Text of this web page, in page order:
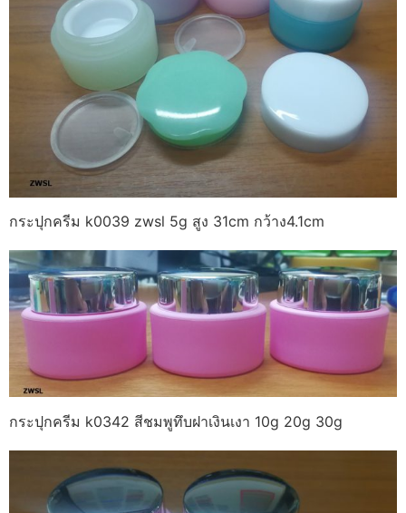
กระปุกครีม k0039 zwsl 5g สูง 31cm กว้าง4.1cm
กระปุกครีม k0342 สีชมพูทึบฝาเงินเงา 10g 20g 30g